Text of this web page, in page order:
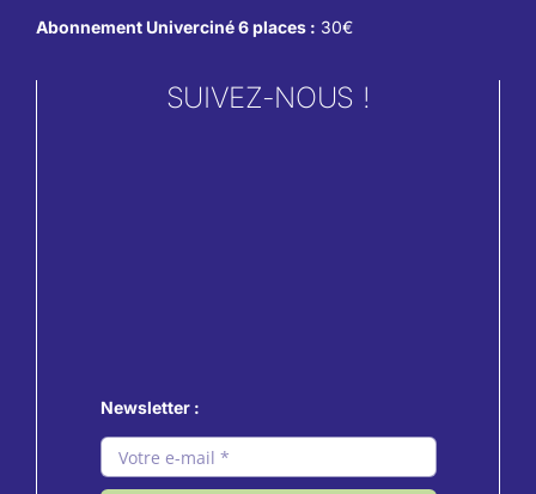
Abonnement Univerciné 6 places : 30€
SUIVEZ-NOUS !
Newsletter :